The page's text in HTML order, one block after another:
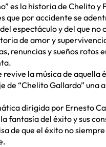
es la historia de Chelito y
que por accidente se
espectáculo y del que no
de amor y
renuncias y sueños rotos
revive la música de aquella
de “Chelito Gallardo” una
dirigida por Ernesto
fantasía del éxito y sus
de que el éxito no siempre